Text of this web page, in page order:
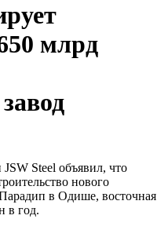
млрд
Steel объявил, что
нового
в Одише, восточная
в год.